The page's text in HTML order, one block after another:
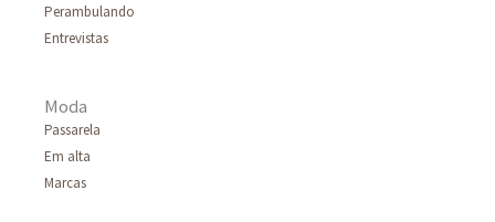
Perambulando
Entrevistas
Moda
Passarela
Em alta
Marcas